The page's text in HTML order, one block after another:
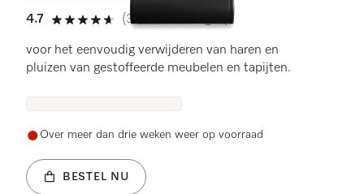
4.7
4.7 sterren op 5
(37 beoordelingen)
voor het eenvoudig verwijderen van haren en
pluizen van gestoffeerde meubelen en tapijten.
Over meer dan drie weken weer op voorraad
BESTEL NU